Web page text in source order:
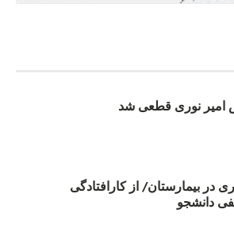
نوری قطعی شد
در بیمارستان/ از کارافتادگی